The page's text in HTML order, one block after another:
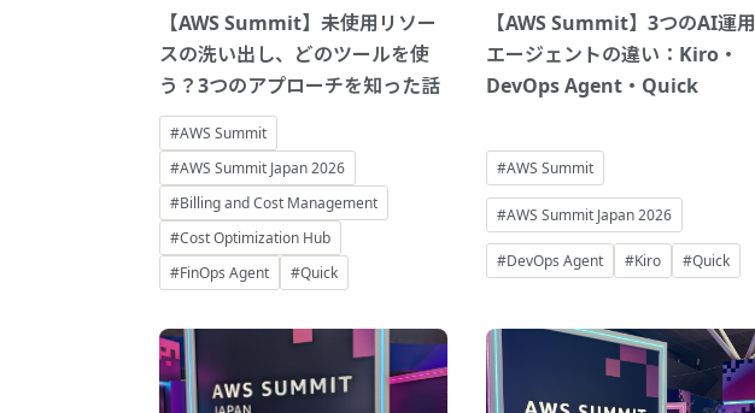
【AWS Summit】未使用リソー
スの洗い出し、どのツールを使
う？3つのアプローチを知った話
#AWS Summit
#AWS Summit Japan 2026
#Billing and Cost Management
#Cost Optimization Hub
#FinOps Agent
#Quick
【AWS Summit】3つのAI運用
エージェントの違い：Kiro・
DevOps Agent・Quick
#AWS Summit
#AWS Summit Japan 2026
#DevOps Agent #Kiro #Quick